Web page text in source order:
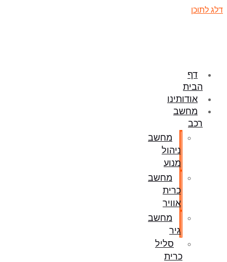
דלג לתוכן
דף
הבית
אודותינו
מחשב
רכב
מחשב
ניהול
מנוע
מחשב
כרית
אוויר
מחשב
גיר
סליל
כרית